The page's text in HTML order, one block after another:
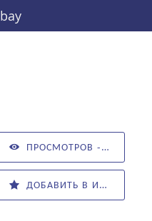
ПРОСМОТРОВ - 0
ДОБАВИТЬ В ИЗБРАННОЕ